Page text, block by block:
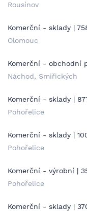
Rousínov
Komerční - sklady |
Olomouc
Komerční - obchodní
Náchod, Smiřických
Komerční - sklady |
Pohořelice
Komerční - sklady |
Pohořelice
Komerční - výrobní |
Pohořelice
Komerční - sklady |